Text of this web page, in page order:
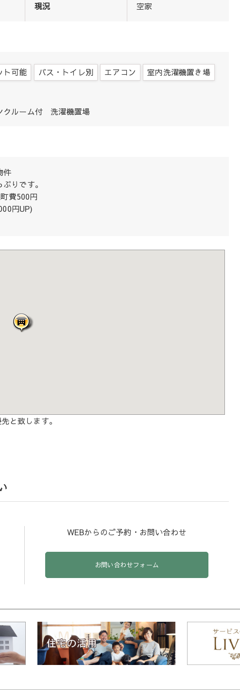
現況 空家
ト可能 バス・トイレ別 エアコン 室内洗濯機置き場
ルーム付 洗濯機置場
件
りです。
費500円
円UP)
と致します。
WEBからのご予約・お問い合わせ
お問い合わせフォーム